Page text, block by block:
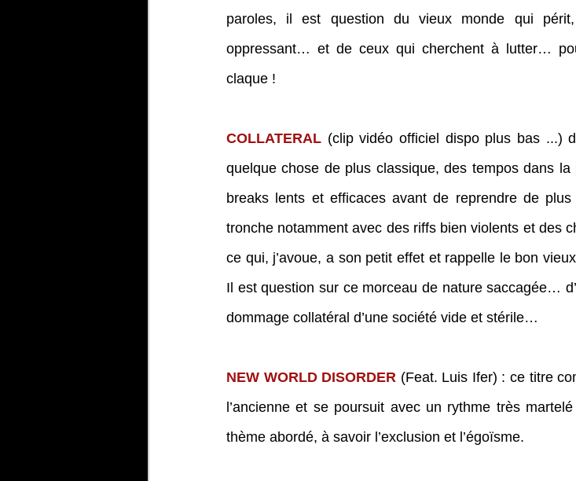
paroles, il est question du vieux monde qui
oppressant… et de ceux qui cherchent à lutter…
claque !
COLLATERAL (clip vidéo officiel dispo plus bas ...)
quelque chose de plus classique, des tempos dans
breaks lents et efficaces avant de reprendre de
tronche notamment avec des riffs bien violents et des
ce qui, j’avoue, a son petit effet et rappelle le bon
Il est question sur ce morceau de nature saccagée…
dommage collatéral d’une société vide et stérile…
NEW WORLD DISORDER (Feat. Luis Ifer) : ce titre
l’ancienne et se poursuit avec un rythme très
thème abordé, à savoir l’exclusion et l’égoïsme.